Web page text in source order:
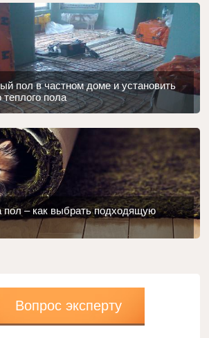
пол в частном доме и установить
теплого пола
– как выбрать подходящую
Вопрос эксперту